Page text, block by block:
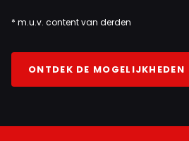
* m.u.v. content van derden
ONTDEK DE MOGELIJKHEDEN